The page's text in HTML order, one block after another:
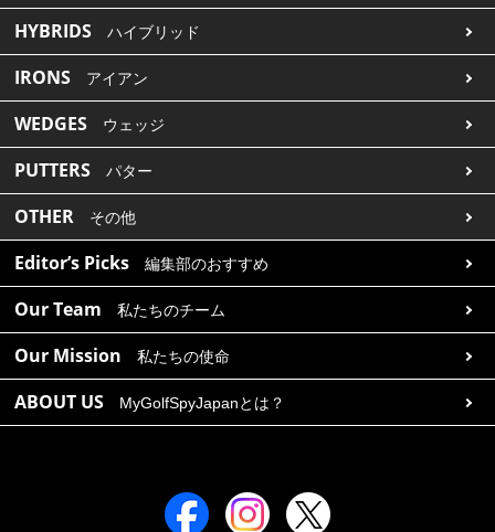
HYBRIDS ハイブリッド
IRONS アイアン
WEDGES ウェッジ
PUTTERS パター
OTHER その他
Editor’s Picks 編集部のおすすめ
Our Team 私たちのチーム
Our Mission 私たちの使命
ABOUT US MyGolfSpyJapanとは？